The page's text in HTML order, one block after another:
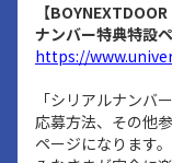
【
ナンバー特典特設ペ
https://
「シリアルナンバ
応募方法、その他
ページになります